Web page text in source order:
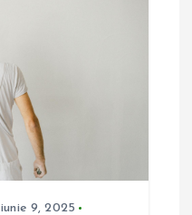
iunie 9, 2025